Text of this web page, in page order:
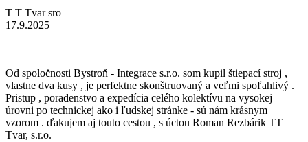
T T Tvar sro
17.9.2025
Od spoločnosti Bystroň - Integrace s.r.o. som kupil štiepací stroj ,
vlastne dva kusy , je perfektne skonštruovaný a veľmi spoľahlivý .
Pristup , poradenstvo a expedícia celého kolektívu na vysokej
úrovni po technickej ako i ľudskej stránke - sú nám krásnym
vzorom . ďakujem aj touto cestou , s úctou Roman Rezbárik TT
Tvar, s.r.o.